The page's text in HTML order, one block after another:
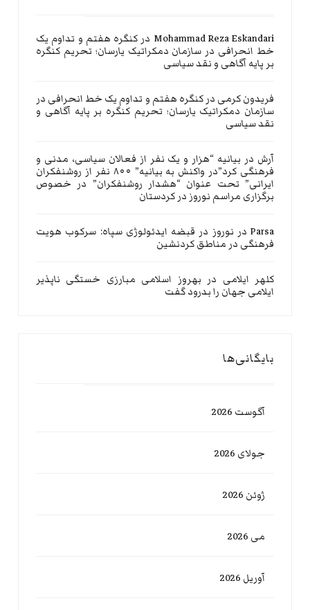
Mohammad Reza Eskandari در کنگره هفتم و تداوم یک
خط انحرافی در سازمان دمکراتیک یارسان؛ تحریم کنگره
بر پایه آگاهی و نقد سیاسی
فریدون کرمی درکنگره هفتم و تداوم یک خط انحرافی در
سازمان دمکراتیک یارسان؛ تحریم کنگره بر پایه آگاهی و
نقد سیاسی
آرش در بیانیه “هزار و یک نفر از فعالان سیاسی، مدنی و
فرهنگی کرد”در واکنش به بیانیه” ۸۰۰ نفر از روشنفکران
ایرانی” تحت عنوان “هشدار روشنفکران” در خصوص
برگزاری مراسم نوروز در کردستان
Parsa در نوروز در قبضه ایدئولوژی سپاه: سرکوب هویت
فرهنگی در مناطق کردنشین
کلهر ایلامی در بهروز اسلامی مبارزی خستگی ناپذیر
ایلامی جهان را بدرود گفت
بایگانی‌ها
آگوست 2026
جولای 2026
ژوئن 2026
می 2026
آوریل 2026